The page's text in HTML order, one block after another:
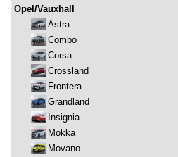
Opel/Vauxhall
Astra
Combo
Corsa
Crossland
Frontera
Grandland
Insignia
Mokka
Movano